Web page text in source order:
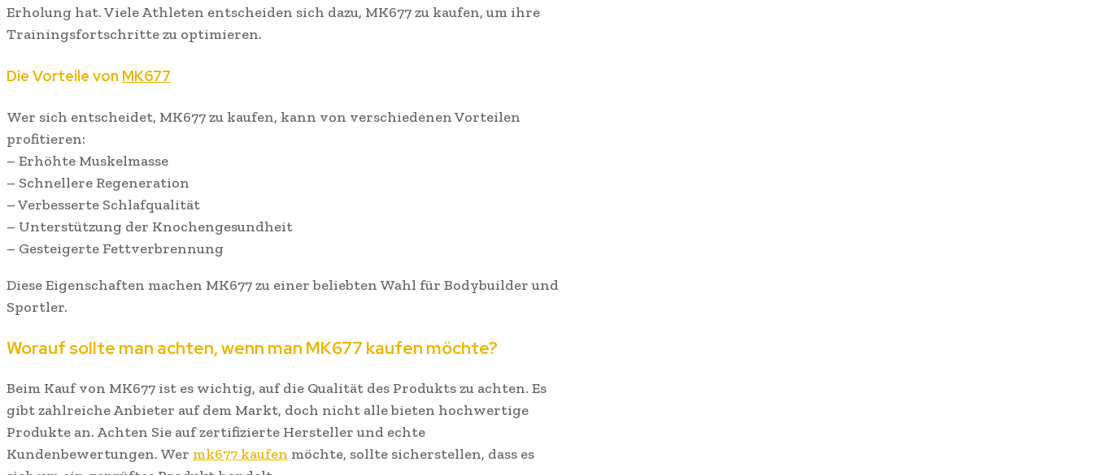
Erholung hat. Viele Athleten entscheiden sich dazu, MK677 zu kaufen, um ihre
Trainingsfortschritte zu optimieren.
Die Vorteile von MK677
Wer sich entscheidet, MK677 zu kaufen, kann von verschiedenen Vorteilen
profitieren:
– Erhöhte Muskelmasse
– Schnellere Regeneration
– Verbesserte Schlafqualität
– Unterstützung der Knochengesundheit
– Gesteigerte Fettverbrennung
Diese Eigenschaften machen MK677 zu einer beliebten Wahl für Bodybuilder und
Sportler.
Worauf sollte man achten, wenn man MK677 kaufen möchte?
Beim Kauf von MK677 ist es wichtig, auf die Qualität des Produkts zu achten. Es
gibt zahlreiche Anbieter auf dem Markt, doch nicht alle bieten hochwertige
Produkte an. Achten Sie auf zertifizierte Hersteller und echte
Kundenbewertungen. Wer mk677 kaufen möchte, sollte sicherstellen, dass es